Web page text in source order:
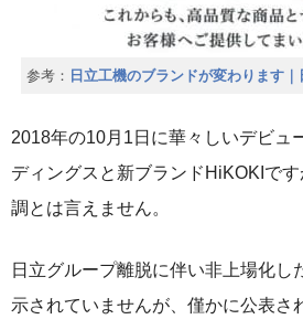
参考： 日立工機のブランドが変わります
2018年の10月1日に華々しいデビュ
ディングスと新ブランドHiKOKIで
調とは言えません。
日立グループ離脱に伴い非上場化し
示されていませんが、僅かに公表さ